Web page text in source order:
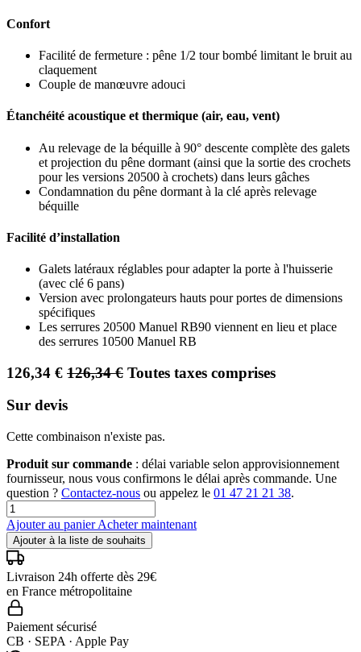
Confort
Facilité de fermeture : pêne 1/2 tour bombé limitant le bruit au
claquement
Couple de manœuvre adouci
Étanchéité acoustique et thermique (air, eau, vent)
Au relevage de la béquille à 90° descente complète des galets
et projection du pêne dormant (ainsi que la sortie des crochets
pour les versions 20500 à crochets) dans leurs gâches
Condamnation du pêne dormant à la clé après relevage
béquille
Facilité d’installation
Galets latéraux réglables pour adapter la porte à l'huisserie
(avec clé 6 pans)
Version avec prolongateurs hauts pour portes de dimensions
spécifiques
Les serrures 20500 Manuel RB90 viennent en lieu et place
des serrures 10500 Manuel RB
126,34 € 126,34€ Toutes taxes comprises
Sur devis
Cette combinaison n'existe pas.
Produit sur commande : délai variable selon approvisionnement
fournisseur, nous vous confirmons le délai après commande. Une
question ? Contactez-nous ou appelez le 01 47 21 21 38.
Ajouter au panierAcheter maintenant
Ajouter à la liste de souhaits
Livraison 24h offerte dès 29€
en France métropolitaine
Paiement sécurisé
CB · SEPA · Apple Pay